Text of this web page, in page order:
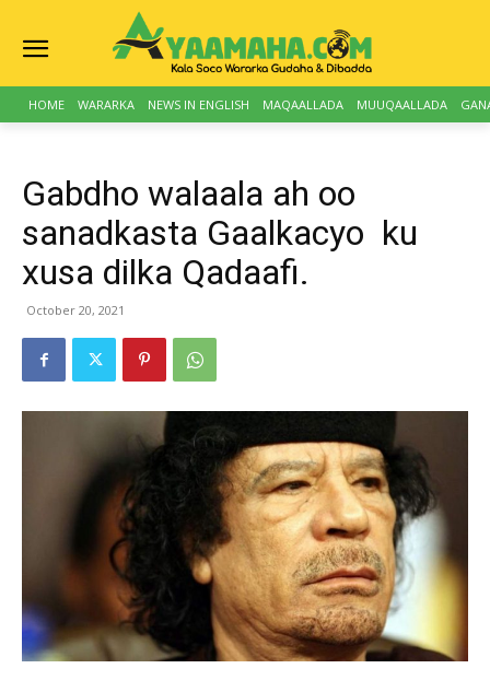
HOME WARARKA NEWS IN ENGLISH MAQAALLADA MUUQAALLADA
Gabdho walaala ah oo
sanadkasta Gaalkacyo ku
xusa dilka Qadaafi.
October 20, 2021